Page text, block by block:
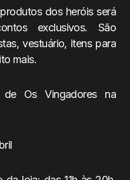
dos heróis será
exclusivos. São
vestuário, itens para
mais.
Os Vingadores na